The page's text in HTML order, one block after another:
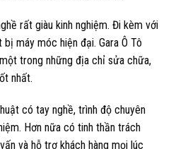
rất giàu kinh nghiệm. Đi kèm với
máy móc hiện đại. Gara Ô Tô
trong những địa chỉ sửa chữa,
nhất.
có tay nghề, trình độ chuyên
Hơn nữa có tinh thần trách
và hỗ trợ khách hàng mọi lúc